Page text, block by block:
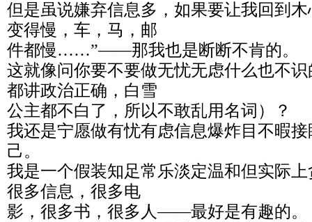
但是虽说嫌弃信息多，如果要让我回到
变得慢，车，马，邮
件都慢……”——那我也是断断不肯的。
这就像问你要不要做无忧无虑什么也不
都讲政治正确，白雪
公主都不白了，所以不敢乱用名词）？
我还是宁愿做有忧有虑信息爆炸目不暇
己。
我是一个假装知足常乐淡定温和但实际
很多信息，很多电
影，很多书，很多人——最好是有趣的。